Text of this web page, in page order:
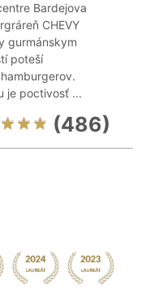
Bardejova
CHEVY
gurmánskym
poteší
je poctivosť ...
(486)